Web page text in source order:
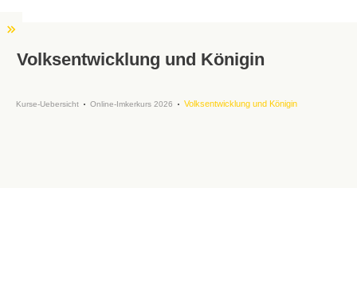
Volksentwicklung und Königin
Kurse-Uebersicht Online-Imkerkurs 2026 Volksentwicklung und Königin